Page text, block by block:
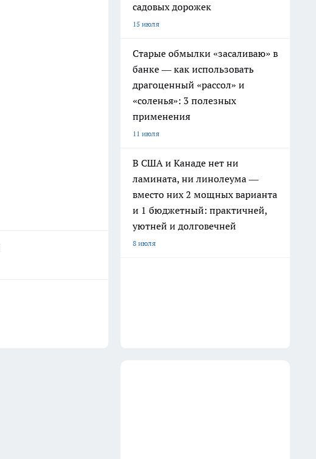
садовых дорожек
15 июля
Старые обмылки «засаливаю» в
банке — как использовать
драгоценный «рассол» и
«соленья»: 3 полезных
применения
11 июля
В США и Канаде нет ни
ламината, ни линолеума —
вместо них 2 мощных варианта
и 1 бюджетный: практичней,
уютней и долговечней
8 июля